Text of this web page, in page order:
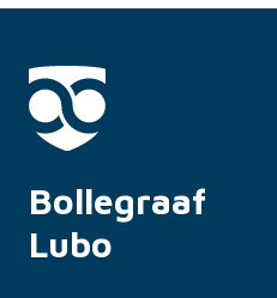
Bollegraaf
Lubo